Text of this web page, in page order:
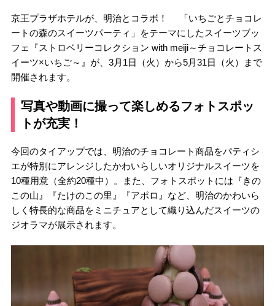
京王プラザホテルが、明治とコラボ！ 「いちごとチョコレ
ートの森のスイーツパーティ」をテーマにしたスイーツブッ
フェ『ストロベリーコレクション with meiji～チョコレートス
イーツ×いちご～』が、3月1日（火）から5月31日（火）まで
開催されます。
写真や動画に撮って楽しめるフォトスポッ
トが充実！
今回のタイアップでは、明治のチョコレート商品をパティシ
エが特別にアレンジしたかわいらしいオリジナルスイーツを
10種用意（全約20種中）。また、フォトスポットには『きの
この山』『たけのこの里』『アポロ』など、明治のかわいら
しく特長的な商品をミニチュアとして織り込んだスイーツの
ジオラマが展示されます。